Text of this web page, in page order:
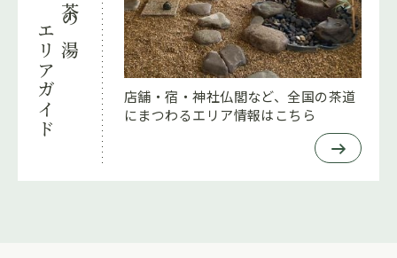
茶の湯
エリアガイド
店舗・宿・神社仏閣など、全国の茶道
にまつわるエリア情報はこちら